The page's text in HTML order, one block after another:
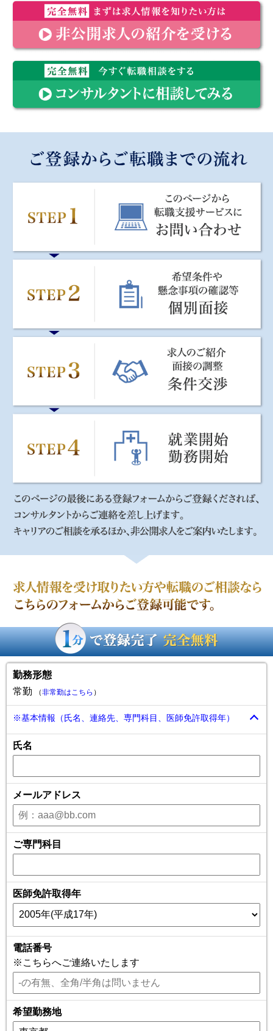
くしていくために、転職を無理におすすめしないことをお約束
いたします。
約束3 円満にご入職いただけるよう徹底します。
いないのが現状です。入職後に年俸、労働の条件で「話が違
う」とトラブルになることも珍しくありません。エムスリーキ
ャリアは雇用契約を厳密に行っており、円満にご入職いただけ
専任のコンサルタントが先生のサポートいたします。
※転職の希望条件を伺った上で、求人のご紹介や興味を持った
医療機関側との面接日程の調整、同行、条件の交渉や契約など
就業決定までのお手伝いをさせていただきます。
完全無料 まずは求人情報を知りたい方は非公開求人の紹介を
受ける
このページから転職支援サービスにお問い合わせ
STEP2
希望条件や懸念事項の確認等個別面接
STEP3
求人のご紹介面接の調整条件交渉
STEP4
就業開始勤務開始
このページの最後にある登録フォームからご登録くだされば、
コンサルタントからご連絡を差し上げます。キャリアのご相談
を承るほか、非公開求人をご案内いたします。
求人情報を受け取りたい方や転職のご相談ならこちらのフォー
ムからご登録可能です。
勤務形態
常勤
（非常勤はこちら ）
※基本情報（氏名、連絡先、専門科目、医師免許取得年）
氏名
メールアドレス
ご専門科目
医師免許取得年
電話番号
※こちらへご連絡いたします
希望勤務地